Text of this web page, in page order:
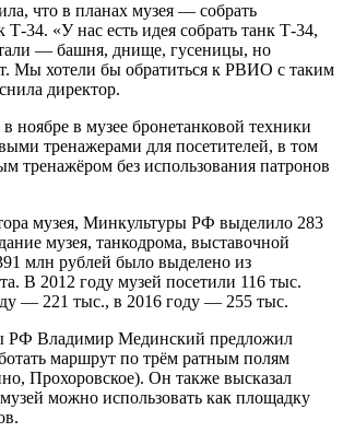
что в планах музея — собрать
Т-34. «У нас есть идея собрать танк Т-34,
— башня, днище, гусеницы, но
Мы хотели бы обратиться к РВИО с таким
директор.
ноябре в музее бронетанковой техники
тренажерами для посетителей, в том
тренажёром без использования патронов
музея, Минкультуры РФ выделило 283
музея, танкодрома, выставочной
млн рублей было выделено из
В 2012 году музей посетили 116 тыс.
— 221 тыс., в 2016 году — 255 тыс.
РФ Владимир Мединский предложил
маршрут по трём ратным полям
Прохоровское). Он также высказал
можно использовать как площадку